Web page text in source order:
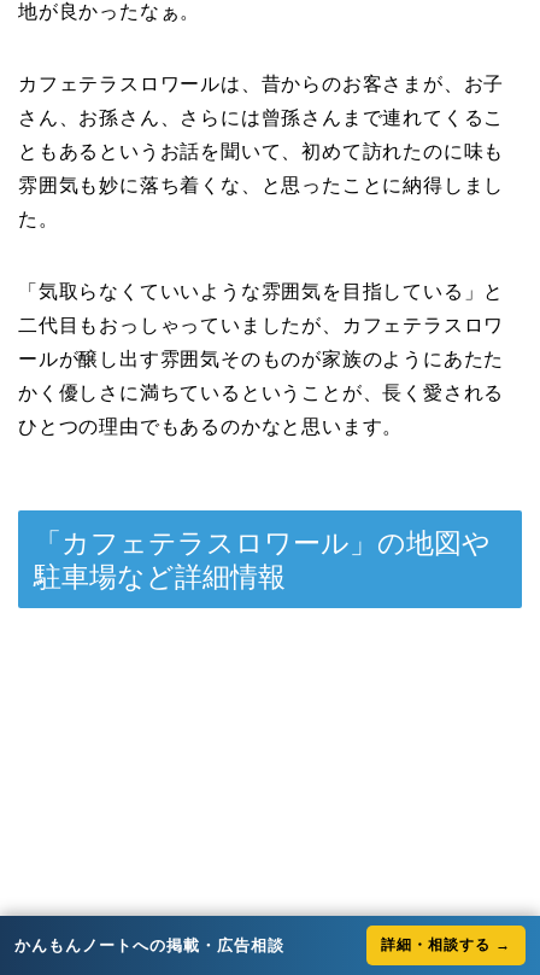
地が良かったなぁ。
カフェテラスロワールは、昔からのお客さまが、お子
さん、お孫さん、さらには曾孫さんまで連れてくるこ
ともあるというお話を聞いて、初めて訪れたのに味も
雰囲気も妙に落ち着くな、と思ったことに納得しまし
た。
「気取らなくていいような雰囲気を目指している」と
二代目もおっしゃっていましたが、カフェテラスロワ
ールが醸し出す雰囲気そのものが家族のようにあたた
かく優しさに満ちているということが、長く愛される
ひとつの理由でもあるのかなと思います。
「カフェテラスロワール」の地図や
駐車場など詳細情報
かんもんノートへの掲載・広告相談 詳細・相談する →